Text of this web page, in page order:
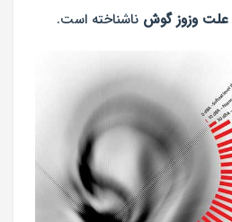
علت وزوز گوش ناشناخته است.